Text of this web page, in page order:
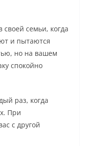
своей семьи, когда
и пытаются
но на вашем
спокойно
раз, когда
При
с другой